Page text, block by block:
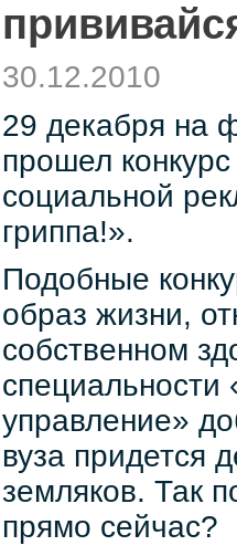
30.12.2010
29 декабря на
прошел
социальной
гриппа!».
Подобные
образ жизни,
собственном
специальности
управление»
вуза придется
земляков. Так
прямо сейчас?